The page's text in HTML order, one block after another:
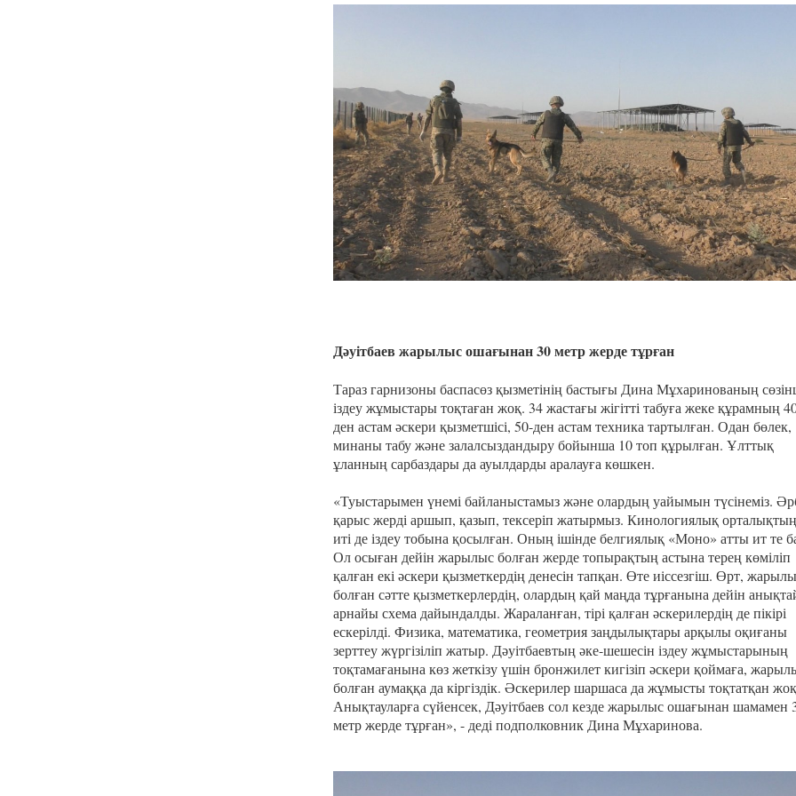
Дәуітбаев жарылыс ошағынан 30 метр жерде тұрған
Тараз гарнизоны баспасөз қызметінің бастығы Дина Мұхаринованың
іздеу жұмыстары тоқтаған жоқ. 34 жастағы жігітті табуға жеке құрамның
ден астам әскери қызметшісі, 50-ден астам техника тартылған. Одан бөлек,
минаны табу және залалсыздандыру бойынша 10 топ құрылған. Ұлттық
ұланның сарбаздары да ауылдарды аралауға көшкен.
«Туыстарымен үнемі байланыстамыз және олардың уайымын түсінеміз.
қарыс жерді аршып, қазып, тексеріп жатырмыз. Кинологиялық
иті де іздеу тобына қосылған. Оның ішінде белгиялық «Моно» атты ит те
Ол осыған дейін жарылыс болған жерде топырақтың астына терең көміліп
қалған екі әскери қызметкердің денесін тапқан. Өте иіссезгіш. Өрт,
болған сәтте қызметкерлердің, олардың қай маңда тұрғанына дейін
арнайы схема дайындалды. Жараланған, тірі қалған әскерилердің де пікірі
ескерілді. Физика, математика, геометрия заңдылықтары арқылы оқиғаны
зерттеу жүргізіліп жатыр. Дәуітбаевтың әке-шешесін іздеу жұмыстарының
тоқтамағанына көз жеткізу үшін бронжилет кигізіп әскери қоймаға,
болған аумаққа да кіргіздік. Әскерилер шаршаса да жұмысты тоқтатқан
Анықтауларға сүйенсек, Дәуітбаев сол кезде жарылыс ошағынан шамамен
метр жерде тұрған», - деді подполковник Дина Мұхаринова.